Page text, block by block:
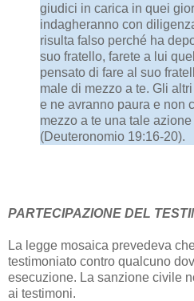
giudici in carica in quei
indagheranno con
risulta falso perché ha
suo fratello, farete a lui
pensato di fare al suo
male di mezzo a te. Gli
e ne avranno paura e non
mezzo a te una tale
(Deuteronomio 19:16-20).
PARTECIPAZIONE DEL
La legge mosaica prevedeva
testimoniato contro qualcuno
esecuzione. La sanzione civile
ai testimoni.